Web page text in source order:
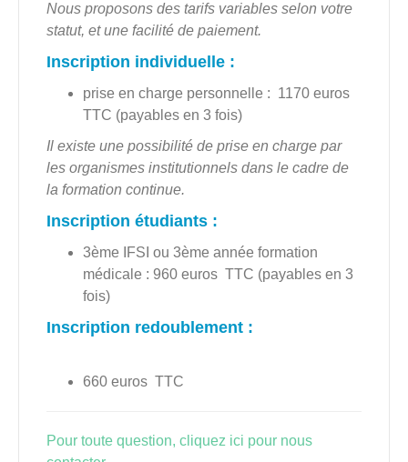
Nous proposons des tarifs variables selon votre
statut, et une facilité de paiement.
Inscription individuelle :
prise en charge personnelle : 1170 euros
TTC (payables en 3 fois)
Il existe une possibilité de prise en charge par
les organismes institutionnels dans le cadre de
la formation continue.
Inscription étudiants :
3ème IFSI ou 3ème année formation
médicale : 960 euros TTC (payables en 3
fois)
Inscription redoublement :
660 euros TTC
Pour toute question, cliquez ici pour nous